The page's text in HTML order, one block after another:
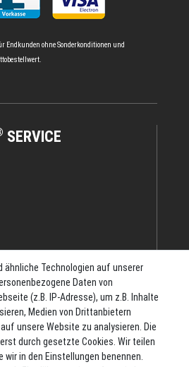
Endkunden ohne Sonderkonditionen und
SERVICE
ähnliche Technologien auf unserer
Daten von
(z.B. IP-Adresse), um z.B. Inhalte
Medien von Drittanbietern
unsere Website zu analysieren. Die
durch gesetzte Cookies. Wir teilen
in den Einstellungen benennen.